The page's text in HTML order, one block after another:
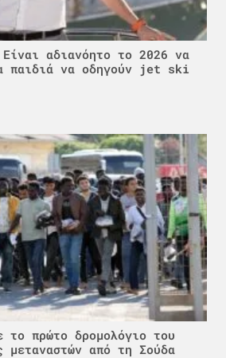
αδιανόητο το 2026 να
παιδιά να οδηγούν jet ski
το πρώτο δρομολόγιο του
μεταναστών από τη Σούδα